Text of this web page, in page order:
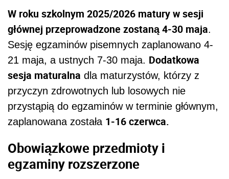
W roku szkolnym 2025/2026 matury w sesji
głównej przeprowadzone zostaną 4-30 maja.
Sesję egzaminów pisemnych zaplanowano 4-
21 maja, a ustnych 7-30 maja. Dodatkowa
sesja maturalna dla maturzystów, którzy z
przyczyn zdrowotnych lub losowych nie
przystąpią do egzaminów w terminie głównym,
zaplanowana została 1-16 czerwca.
Obowiązkowe przedmioty i
egzaminy rozszerzone